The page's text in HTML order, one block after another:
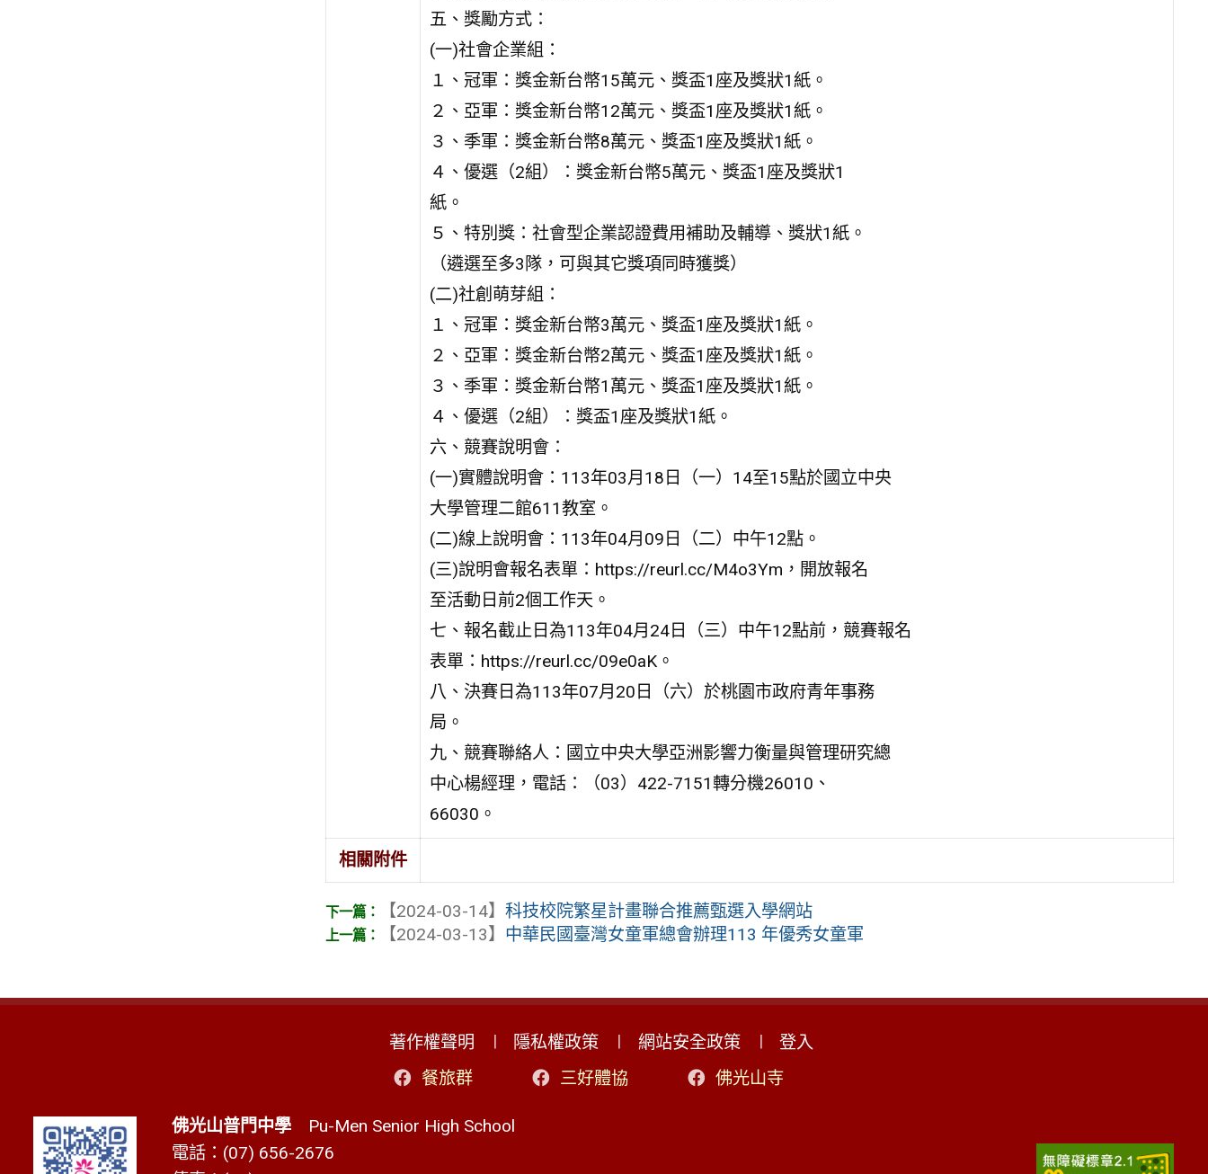
五、獎勵方式：
(一)社會企業組：
１、冠軍：獎金新台幣15萬元、獎盃1座及獎狀1紙。
２、亞軍：獎金新台幣12萬元、獎盃1座及獎狀1紙。
３、季軍：獎金新台幣8萬元、獎盃1座及獎狀1紙。
４、優選（2組）：獎金新台幣5萬元、獎盃1座及獎狀1
紙。
５、特別獎：社會型企業認證費用補助及輔導、獎狀1紙。
（遴選至多3隊，可與其它獎項同時獲獎）
(二)社創萌芽組：
１、冠軍：獎金新台幣3萬元、獎盃1座及獎狀1紙。
２、亞軍：獎金新台幣2萬元、獎盃1座及獎狀1紙。
３、季軍：獎金新台幣1萬元、獎盃1座及獎狀1紙。
４、優選（2組）：獎盃1座及獎狀1紙。
六、競賽說明會：
(一)實體說明會：113年03月18日（一）14至15點於國立中央
大學管理二館611教室。
(二)線上說明會：113年04月09日（二）中午12點。
(三)說明會報名表單：https://reurl.cc/M4o3Ym，開放報名
至活動日前2個工作天。
七、報名截止日為113年04月24日（三）中午12點前，競賽報名
表單：https://reurl.cc/09e0aK。
八、決賽日為113年07月20日（六）於桃園市政府青年事務
局。
九、競賽聯絡人：國立中央大學亞洲影響力衡量與管理研究總
中心楊經理，電話：（03）422-7151轉分機26010、
66030。
相關附件
【2024-03-14】科技校院繁星計畫聯合推薦甄選入學網站
【2024-03-13】 中華民國臺灣女童軍總會辦理113 年優秀女童軍
著作權聲明 隱私權政策 網站安全政策
登入
餐旅群
三好體協 佛光山寺
佛光山普門中學Pu-Men Senior High School
電話：(07) 656-2676